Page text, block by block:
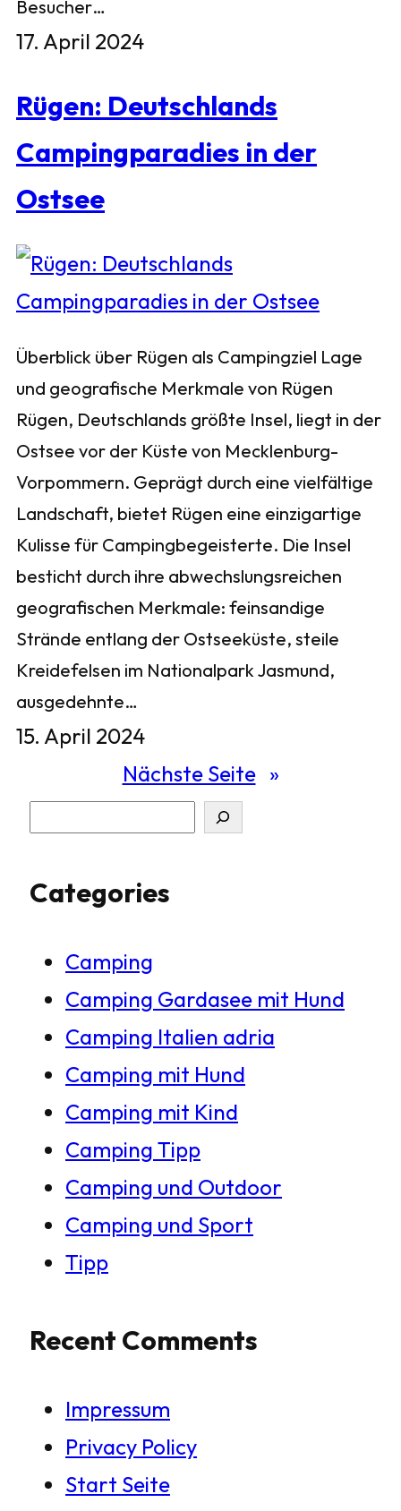
Besucher…
17. April 2024
Rügen: Deutschlands
Campingparadies in der
Ostsee
Überblick über Rügen als Campingziel Lage
und geografische Merkmale von Rügen
Rügen, Deutschlands größte Insel, liegt in der
Ostsee vor der Küste von Mecklenburg-
Vorpommern. Geprägt durch eine vielfältige
Landschaft, bietet Rügen eine einzigartige
Kulisse für Campingbegeisterte. Die Insel
besticht durch ihre abwechslungsreichen
geografischen Merkmale: feinsandige
Strände entlang der Ostseeküste, steile
Kreidefelsen im Nationalpark Jasmund,
ausgedehnte…
15. April 2024
Nächste Seite »
c
Categories
Camping
Camping Gardasee mit Hund
Camping Italien adria
Camping mit Hund
Camping mit Kind
Camping Tipp
Camping und Outdoor
Camping und Sport
Tipp
Recent Comments
Impressum
Privacy Policy
Start Seite